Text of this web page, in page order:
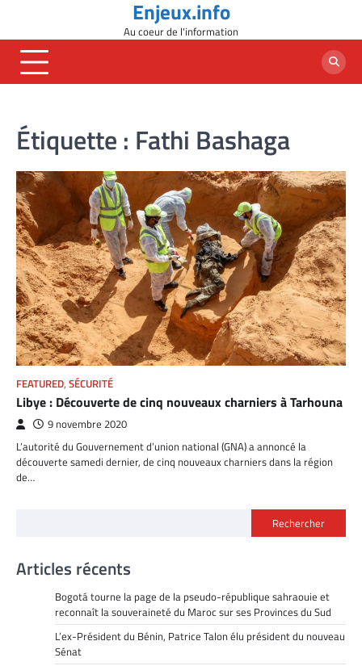
content
Enjeux.info
Au coeur de l'information
Étiquette : Fathi Bashaga
FEATURED, SÉCURITÉ
Libye : Découverte de cinq nouveaux charniers à Tarhouna
9 novembre 2020
L’autorité du Gouvernement d’union national (GNA) a annoncé la
découverte samedi dernier, de cinq nouveaux charniers dans la région
de…
Rechercher
Articles récents
Bogotá tourne la page de la pseudo-république sahraouie et
reconnaît la souveraineté du Maroc sur ses Provinces du Sud
L’ex-Président du Bénin, Patrice Talon élu président du nouveau
Sénat